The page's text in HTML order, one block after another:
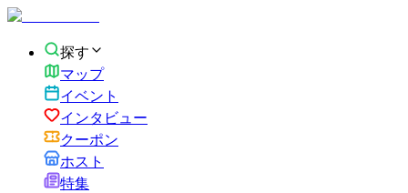
探す
マップ
イベント
インタビュー
クーポン
ホスト
特集